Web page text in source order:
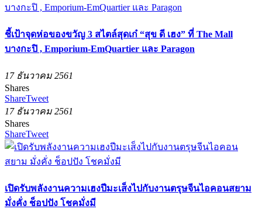
ชี้เป้าจุดห่อของขวัญ 3 สไตล์สุดเก๋ “สุข ดี เฮง” ที่ The Mall
บางกะปิ , Emporium-EmQuartier และ Paragon
17 ธันวาคม 2561
Shares
ShareTweet
17 ธันวาคม 2561
Shares
ShareTweet
เปิดรับพลังงานความเฮงปีมะเส็งไปกับงานตรุษจีนไอคอนสยาม
มั่งคั่ง ช็อปปัง โชคมั่งมี